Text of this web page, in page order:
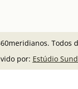
Todos
por: Estúdio